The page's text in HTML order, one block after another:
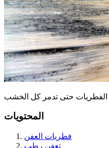
المحتويات
فطريات العفن
تعفن رطب